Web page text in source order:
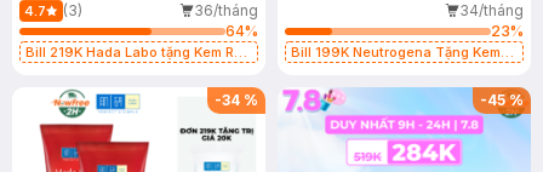
4.7 (3)
36/tháng
64%
Bill 219K Hada Labo tặng Kem Rửa
34/tháng
23%
Bill 199K Neutrogena Tặng Kem
Hạn)
-34 % -45%